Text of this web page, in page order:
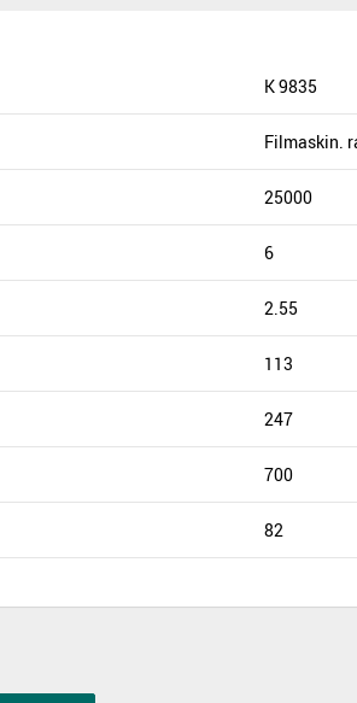
K 9835
Filmaskin.
25000
6
2.55
113
247
700
82